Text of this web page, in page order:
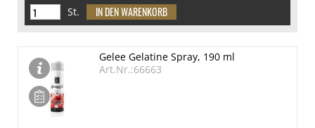
St.
Gelee Gelatine Spray, 190 ml
Art.Nr.:66663